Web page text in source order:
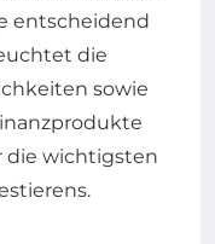
entscheidend
die
sowie
die wichtigsten